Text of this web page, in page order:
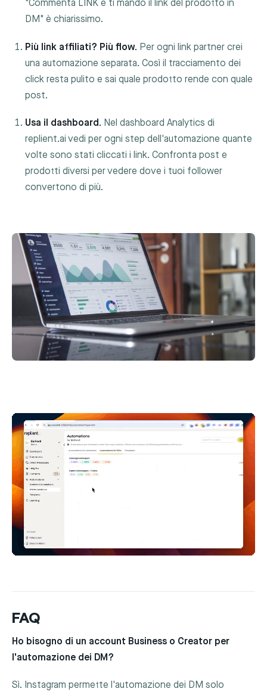
"Commenta LINK e ti mando il link del prodotto in
DM" è chiarissimo.
Più link affiliati? Più flow. Per ogni link partner crei
una automazione separata. Così il tracciamento dei
click resta pulito e sai quale prodotto rende con quale
post.
Usa il dashboard. Nel dashboard Analytics di
replient.ai vedi per ogni step dell'automazione quante
volte sono stati cliccati i link. Confronta post e
prodotti diversi per vedere dove i tuoi follower
convertono di più.
FAQ
Ho bisogno di un account Business o Creator per
l'automazione dei DM?
Sì. Instagram permette l'automazione dei DM solo